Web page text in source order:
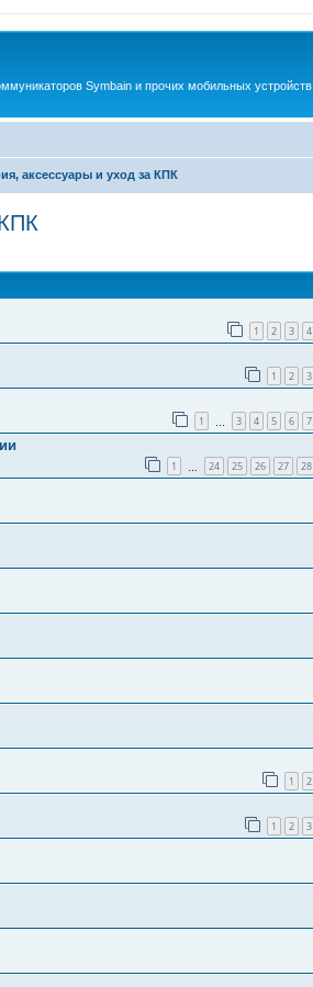
Symbain и прочих мобильных устройств
аксессуары и уход за КПК
1 2 3 4
1 2 3
1 3 4 5 6 7
1 24 25 26 27 28
1 2
1 2 3